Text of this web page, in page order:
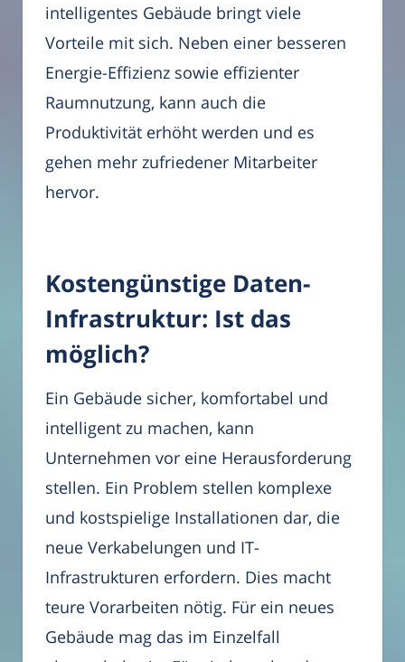
intelligentes Gebäude bringt viele
Vorteile mit sich. Neben einer besseren
Energie-Effizienz sowie effizienter
Raumnutzung, kann auch die
Produktivität erhöht werden und es
gehen mehr zufriedener Mitarbeiter
hervor.
Kostengünstige Daten-
Infrastruktur: Ist das
möglich?
Ein Gebäude sicher, komfortabel und
intelligent zu machen, kann
Unternehmen vor eine Herausforderung
stellen. Ein Problem stellen komplexe
und kostspielige Installationen dar, die
neue Verkabelungen und IT-
Infrastrukturen erfordern. Dies macht
teure Vorarbeiten nötig. Für ein neues
Gebäude mag das im Einzelfall